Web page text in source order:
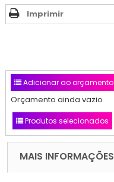
Imprimir
Adicionar ao orçamento
Orçamento ainda vazio
Produtos selecionados
MAIS INFORMAÇÕES